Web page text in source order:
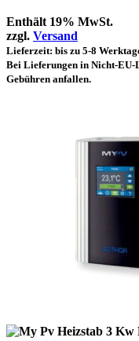
Enthält 19% MwSt.
zzgl. Versand
Lieferzeit: bis zu 5-8
Bei Lieferungen in Nicht-EU-
Gebühren anfallen.